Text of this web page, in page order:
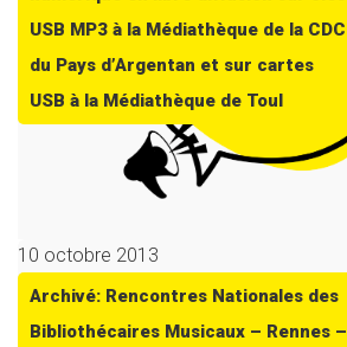
USB MP3 à la Médiathèque de la CDC
du Pays d’Argentan et sur cartes
USB à la Médiathèque de Toul
10 octobre 2013
Archivé: Rencontres Nationales des
Bibliothécaires Musicaux – Rennes –